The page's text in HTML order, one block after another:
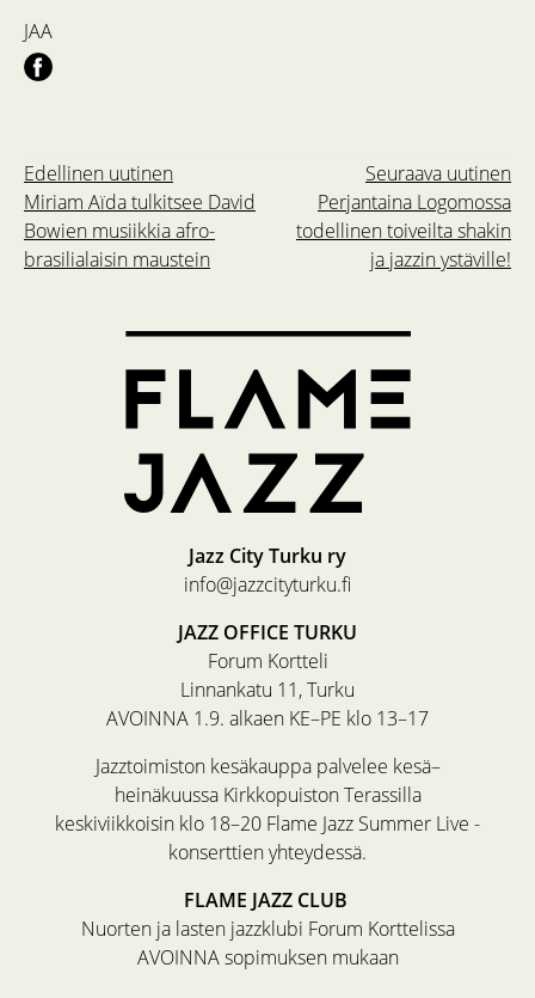
JAA
Seuraava uutinen
Perjantaina Logomossa
todellinen toiveilta shakin
ja jazzin ystäville!
Edellinen uutinen
Miriam Aïda tulkitsee David
Bowien musiikkia afro-
brasilialaisin maustein
Jazz City Turku ry
info@jazzcityturku.fi
JAZZ OFFICE TURKU
Forum Kortteli
Linnankatu 11, Turku
AVOINNA 1.9. alkaen KE–PE klo 13–17
Jazztoimiston kesäkauppa palvelee kesä–
heinäkuussa Kirkkopuiston Terassilla
keskiviikkoisin klo 18–20 Flame Jazz Summer Live -
konserttien yhteydessä.
FLAME JAZZ CLUB
Nuorten ja lasten jazzklubi Forum Korttelissa
AVOINNA sopimuksen mukaan